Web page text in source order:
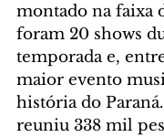
montado na faixa
foram 20 shows
temporada e,
maior evento
história do
reuniu 338 mil